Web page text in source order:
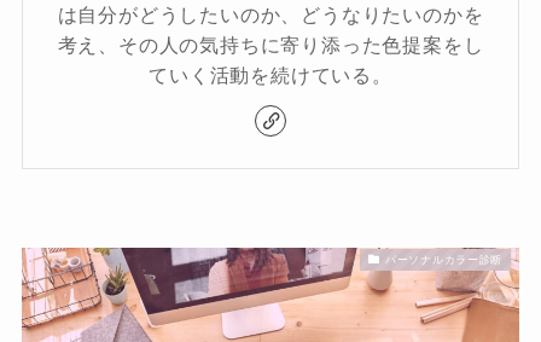
は自分がどうしたいのか、どうなりたいのかを
考え、その人の気持ちに寄り添った色提案をし
ていく活動を続けている。
パーソナルカラー診断